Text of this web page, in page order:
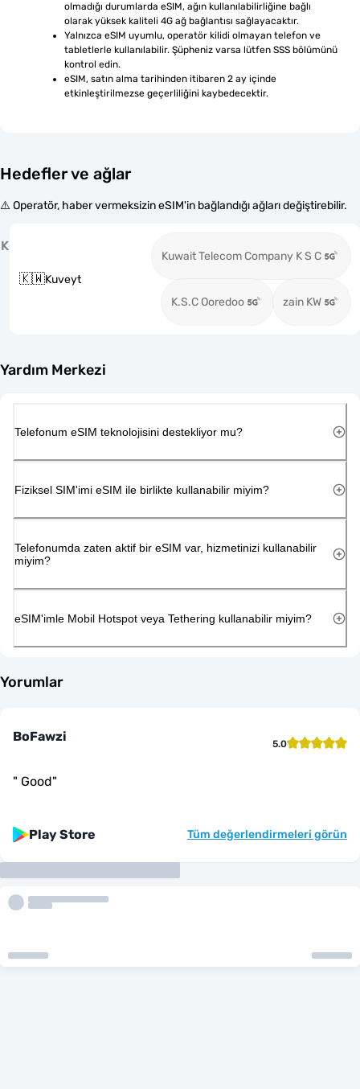
olmadığı durumlarda eSIM, ağın kullanılabilirliğine bağlı
olarak yüksek kaliteli 4G ağ bağlantısı sağlayacaktır.
Yalnızca eSIM uyumlu, operatör kilidi olmayan telefon ve
tabletlerle kullanılabilir. Şüpheniz varsa lütfen SSS bölümünü
kontrol edin.
eSIM, satın alma tarihinden itibaren 2 ay içinde
etkinleştirilmezse geçerliliğini kaybedecektir.
Hedefler ve ağlar
⚠️ Operatör, haber vermeksizin eSIM'in bağlandığı ağları değiştirebilir.
K
🇰🇼Kuveyt
Kuwait Telecom Company K S C
K.S.C Ooredoo zain KW
Yardım Merkezi
Telefonum eSIM teknolojisini destekliyor mu?
Fiziksel SIM'imi eSIM ile birlikte kullanabilir miyim?
Telefonumda zaten aktif bir eSIM var, hizmetinizi kullanabilir
miyim?
eSIM'imle Mobil Hotspot veya Tethering kullanabilir miyim?
Yorumlar
BoFawzi 5.0
" Good"
Play Store Tüm değerlendirmeleri görün